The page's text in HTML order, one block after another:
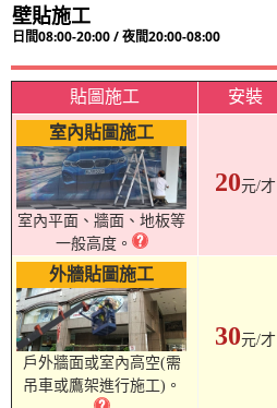
壁貼施工
日間08:00-20:00 / 夜間20:00-08:00
貼圖施工 安裝
室內貼圖施工
室內平面、牆面、地板等
一般高度。
20元/才
外牆貼圖施工
戶外牆面或室內高空(需
吊車或鷹架進行施工)。
30元/才